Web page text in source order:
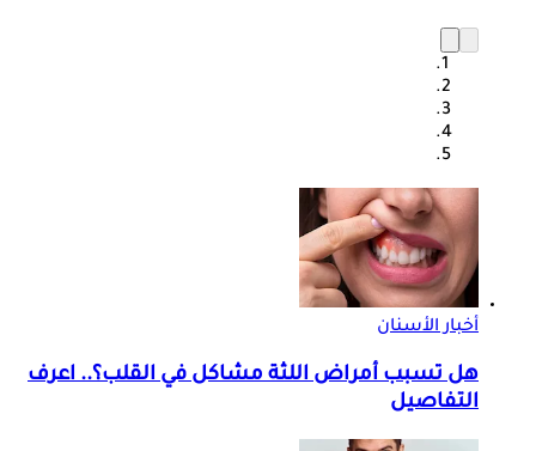
أخبار الأسنان
هل تسبب أمراض اللثة مشاكل في القلب؟.. اعرف
التفاصيل